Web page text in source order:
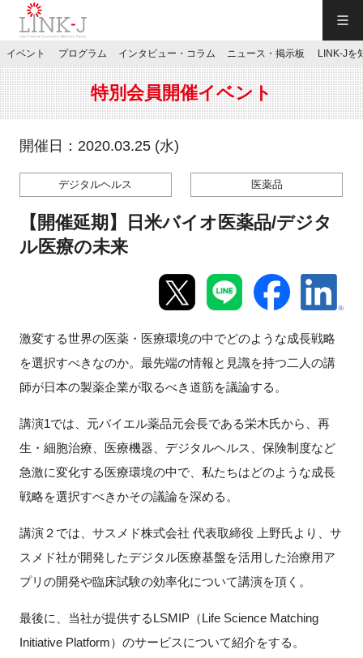
JP／EN
特別会員専用メニュー
施設ご予約
マイページ
新規登録
プログラム
ニュース・掲示板
特別会員
イベント プログラム インタビュー・コラム ニュース・掲示板 LINK-Jを
特別会員開催イベント
開催日：2020.03.25 (水)
デジタルヘルス 医薬品
【開催延期】日米バイオ医薬品/デジタ
ル医療の未来
激変する世界の医薬・医療環境の中でどのような成長戦略
を選択すべきなのか。最先端の情報と見識を持つ二人の講
師が日本の製薬企業が取るべき道筋を議論する。
講演1では、元バイエル薬品元会長である栄木氏から、再
生・細胞治療、医療機器、デジタルヘルス、保険制度など
急激に変化する医療環境の中で、私たちはどのような成長
戦略を選択すべきかその議論を深める。
講演２では、サスメド株式会社 代表取締役 上野氏より、サ
スメド社が開発したデジタル医療基盤を活用した治療用ア
プリの開発や臨床試験の効率化について講演を頂く。
最後に、当社が提供するLSMIP（Life Science Matching
Initiative Platform）のサービスについて紹介をする。